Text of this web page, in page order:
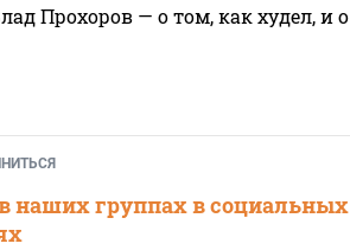
Прохоров — о том, как худел, и о
наших группах в социальных